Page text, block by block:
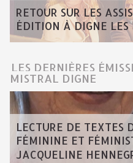
RETOUR SUR LES
ÉDITION À DIGNE LES
LES DERNIÈRES
MISTRAL DIGNE
LECTURE DE TEXTES
FÉMININE ET
JACQUELINE